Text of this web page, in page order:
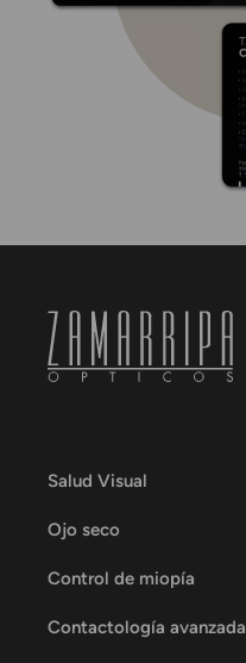
Salud Visual
Ojo seco
Control de miopía
Contactología avanzada